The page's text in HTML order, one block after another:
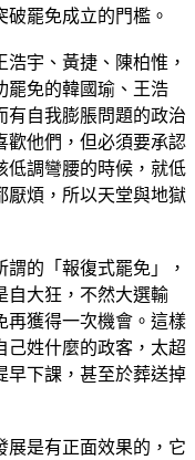
罷免成立的門檻。
宇、黃捷、陳柏惟，
罷免的韓國瑜、王浩
有自我膨脹問題的政治
歡他們，但必須要承認
低調彎腰的時候，就低
厭煩，所以天堂與地獄
的「報復式罷免」，
自大狂，不然大選輸
再獲得一次機會。這樣
己姓什麼的政客，太超
早下課，甚至於葬送掉
展是有正面效果的，它